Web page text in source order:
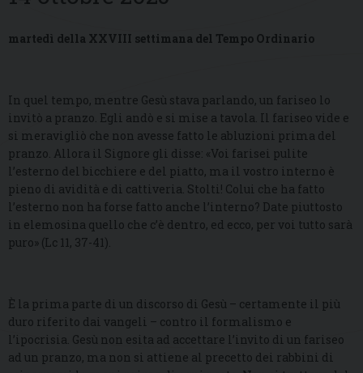
martedì della XXVIII settimana del Tempo Ordinario
In quel tempo, mentre Gesù stava parlando, un fariseo lo
invitò a pranzo. Egli andò e si mise a tavola. Il fariseo vide e
si meravigliò che non avesse fatto le abluzioni prima del
pranzo. Allora il Signore gli disse: «Voi farisei pulite
l’esterno del bicchiere e del piatto, ma il vostro interno è
pieno di avidità e di cattiveria. Stolti! Colui che ha fatto
l’esterno non ha forse fatto anche l’interno? Date piuttosto
in elemosina quello che c’è dentro, ed ecco, per voi tutto sarà
puro» (Lc 11, 37-41).
È la prima parte di un discorso di Gesù – certamente il più
duro riferito dai vangeli – contro il formalismo e
l’ipocrisia. Gesù non esita ad accettare l’invito di un fariseo
ad un pranzo, ma non si attiene al precetto dei rabbini di